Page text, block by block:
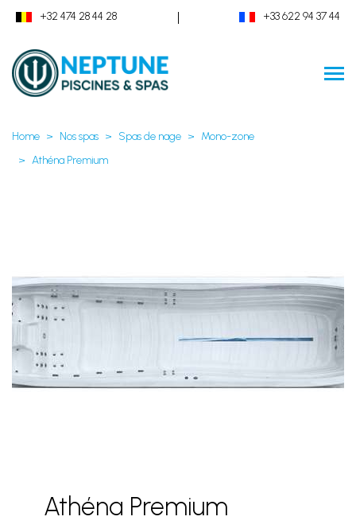
+32 474 28 44 28 | +33 622 94 37 44
Home Nos spas Spas de nage
Mono-zone
Athéna Premium
Athéna Premium